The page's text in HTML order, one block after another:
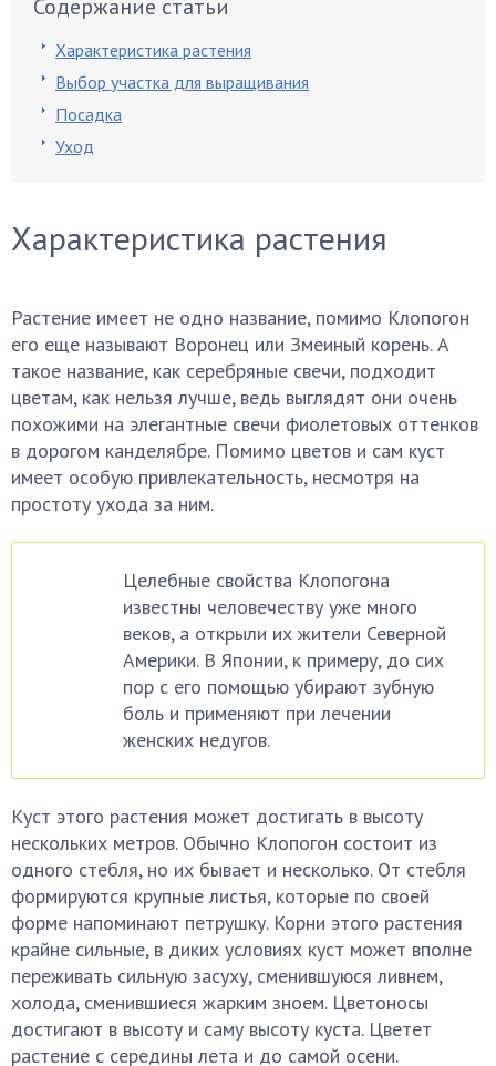
Содержание статьи
Характеристика растения
Выбор участка для выращивания
Посадка
Уход
Характеристика растения
Растение имеет не одно название, помимо Клопогон
его еще называют Воронец или Змеиный корень. А
такое название, как серебряные свечи, подходит
цветам, как нельзя лучше, ведь выглядят они очень
похожими на элегантные свечи фиолетовых оттенков
в дорогом канделябре. Помимо цветов и сам куст
имеет особую привлекательность, несмотря на
простоту ухода за ним.
Целебные свойства Клопогона
известны человечеству уже много
веков, а открыли их жители Северной
Америки. В Японии, к примеру, до сих
пор с его помощью убирают зубную
боль и применяют при лечении
женских недугов.
Куст этого растения может достигать в высоту
нескольких метров. Обычно Клопогон состоит из
одного стебля, но их бывает и несколько. От стебля
формируются крупные листья, которые по своей
форме напоминают петрушку. Корни этого растения
крайне сильные, в диких условиях куст может вполне
переживать сильную засуху, сменившуюся ливнем,
холода, сменившиеся жарким зноем. Цветоносы
достигают в высоту и саму высоту куста. Цветет
растение с середины лета и до самой осени.